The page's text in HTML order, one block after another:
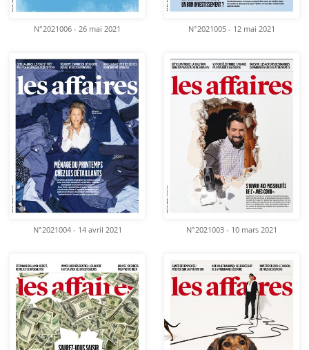
N°2021006 - 26 mai 2021 N°2021005 - 12 mai 2021
N°2021004 - 14 avril 2021 N°2021003 - 10 mars 2021